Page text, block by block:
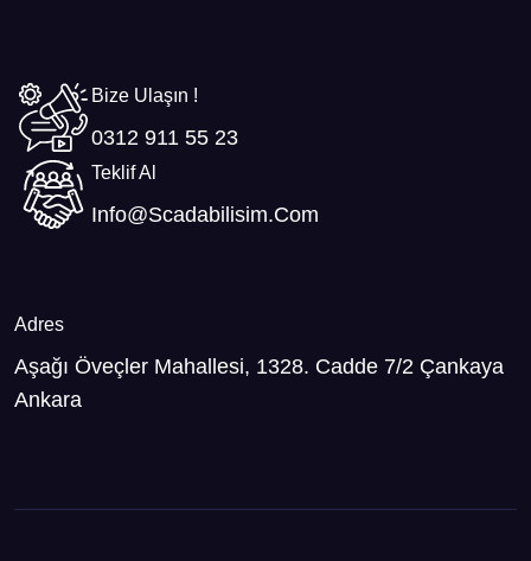
Bize Ulaşın !
0312 911 55 23
Teklif Al
Info@scadabilisim.com
Adres
Aşağı Öveçler Mahallesi, 1328. Cadde 7/2 Çankaya
Ankara